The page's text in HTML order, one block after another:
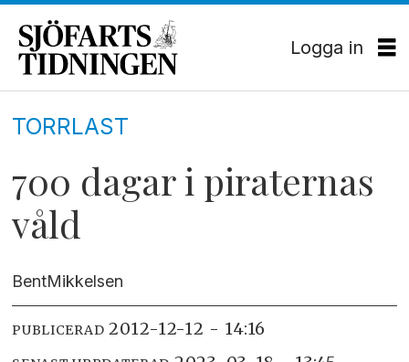
Logga in
TORRLAST
700 dagar i piraternas
våld
BentMikkelsen
PUBLICERAD 2012-12-12 - 14:16